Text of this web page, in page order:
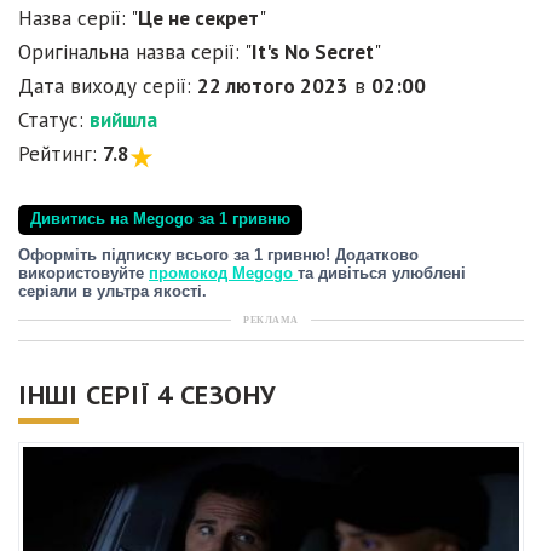
Назва серії: "Це не секрет"
Оригінальна назва серії: "It's No Secret"
Дата виходу серії: 22 лютого 2023 в 02:00
Статус: вийшла
Рейтинг: 7.8
Дивитись на Megogo за 1 гривню
Оформіть підписку всього за 1 гривню! Додатково
використовуйте промокод Megogo та дивіться улюблені
серіали в ультра якості.
РЕКЛАМА
ІНШІ СЕРІЇ 4 СЕЗОНУ